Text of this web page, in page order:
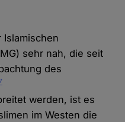
sehr nah, die seit
des
werden, ist es
im Westen die